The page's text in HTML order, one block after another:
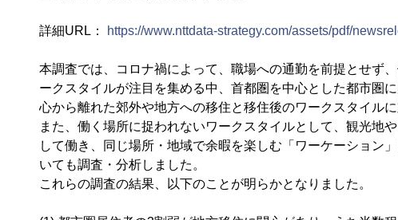
詳細URL： https://www.nttdata-strategy.com/assets/pdf/
本調査では、コロナ禍によって、職場への通勤を前提とせず
ークスタイルが注目を集める中、首都圏を中心とした都市圏
心から離れた郊外や地方への移住と移住後のワークスタイル
また、働く場所に捉われないワークスタイルとして、観光地
して働き、同じ場所・地域で余暇を楽しむ「ワーケーション
いても調査・分析しました。
これらの調査の結果、以下のことが明らかとなりました。